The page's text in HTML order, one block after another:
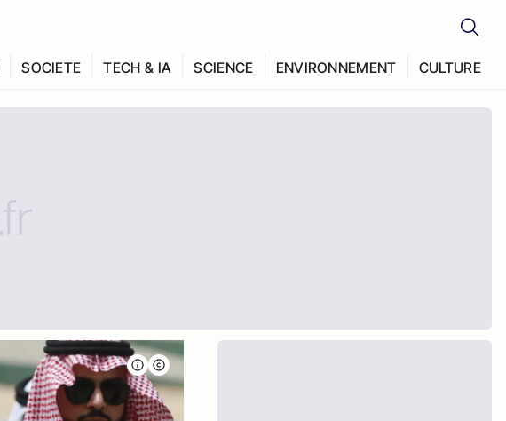
SOCIETE TECH & IA SCIENCE ENVIRONNEMENT CULTURE